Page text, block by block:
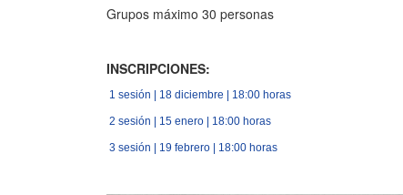
Grupos máximo 30 personas
INSCRIPCIONES:
1 sesión | 18 diciembre | 18:00 horas
2 sesión | 15 enero | 18:00 horas
3 sesión | 19 febrero | 18:00 horas